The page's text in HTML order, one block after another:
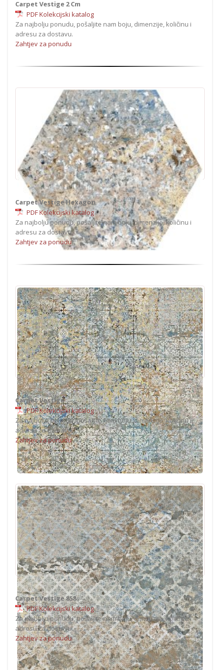
Carpet Vestige 2 Cm
PDF Kolekcijski katalog
Za najbolju ponudu, pošaljite nam boju, dimenzije, količinu i
adresu za dostavu.
Zahtjev za ponudu
Carpet Vestige Hexagon
PDF Kolekcijski katalog
Za najbolju ponudu, pošaljite nam boju, dimenzije, količinu i
adresu za dostavu.
Zahtjev za ponudu
Carpet Vestige
PDF Kolekcijski katalog
Za najbolju ponudu, pošaljite nam boju, dimenzije, količinu i
adresu za dostavu.
Zahtjev za ponudu
Carpet Vestige 858
PDF Kolekcijski katalog
Za najbolju ponudu, pošaljite nam boju, dimenzije, količinu i
adresu za dostavu.
Zahtjev za ponudu